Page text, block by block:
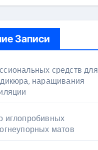
Записи
средств для
наращивания
иглопробивных
матов